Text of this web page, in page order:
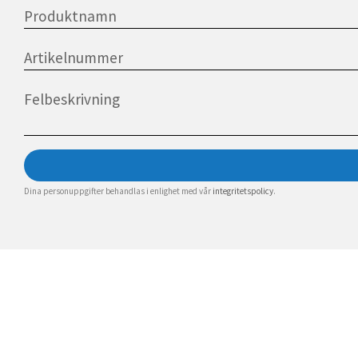
Dina personuppgifter behandlas i enlighet med vår integritetspolicy.